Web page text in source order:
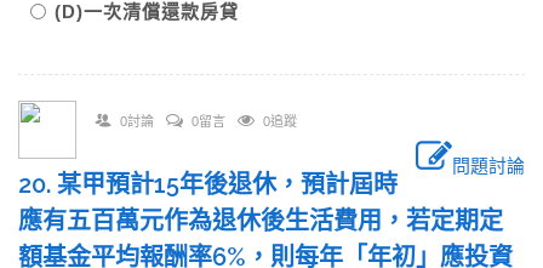
(D)一次清償還款房貸
0討論 0留言 0追蹤
問題討論
20. 某甲預計15年後退休，預計屆時
應有五百萬元作為退休後生活費用，若定期定
額基金平均報酬率6%，則每年「年初」應投資